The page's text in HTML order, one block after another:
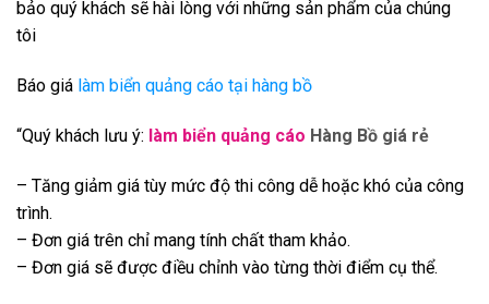
bảo quý khách sẽ hài lòng với những sản phẩm của chúng
tôi
Báo giá làm biển quảng cáo tại hàng bồ
“Quý khách lưu ý: làm biển quảng cáo Hàng Bồ giá rẻ
– Tăng giảm giá tùy mức độ thi công dễ hoặc khó của công
trình.
– Đơn giá trên chỉ mang tính chất tham khảo.
– Đơn giá sẽ được điều chỉnh vào từng thời điểm cụ thể.